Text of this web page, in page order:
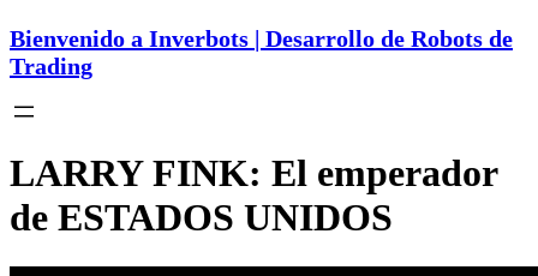
Bienvenido a Inverbots | Desarrollo de Robots de
Trading
LARRY FINK: El emperador
de ESTADOS UNIDOS